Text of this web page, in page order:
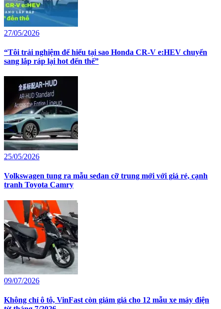
27/05/2026
“Tôi trải nghiệm để hiểu tại sao Honda CR-V e:HEV chuyển
sang lắp ráp lại hot đến thế”
25/05/2026
Volkswagen tung ra mẫu sedan cỡ trung mới với giá rẻ, cạnh
tranh Toyota Camry
09/07/2026
Không chỉ ô tô, VinFast còn giảm giá cho 12 mẫu xe máy điện